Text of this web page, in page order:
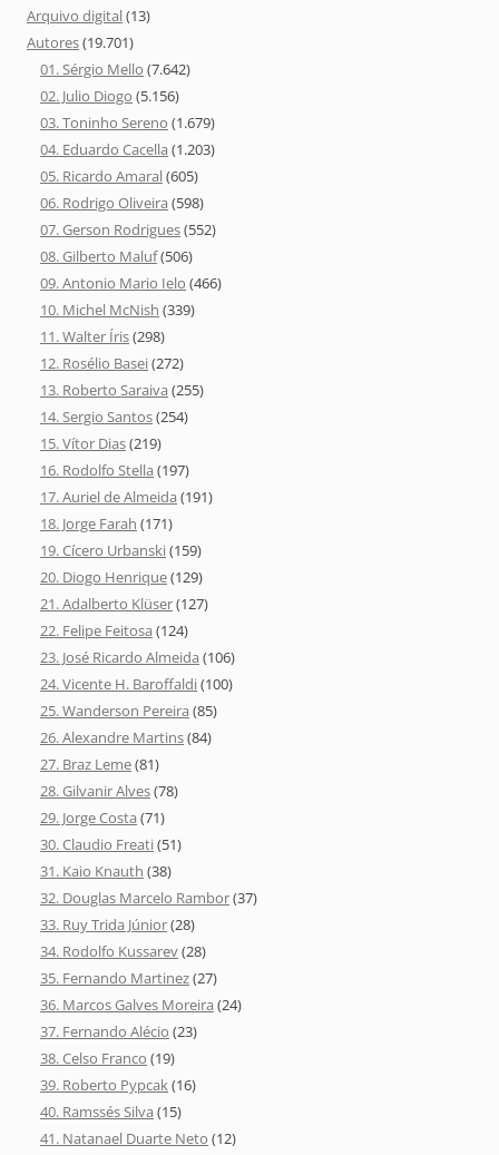
Arquivo digital(13)
Autores(19.701)
01. Sérgio Mello (7.642)
02. Julio Diogo (5.156)
03. Toninho Sereno (1.679)
04. Eduardo Cacella (1.203)
05. Ricardo Amaral(605)
06. Rodrigo Oliveira (598)
07. Gerson Rodrigues(552)
08. Gilberto Maluf(506)
09. Antonio Mario Ielo (466)
10. Michel McNish (339)
11. Walter Íris(298)
12. Rosélio Basei(272)
13. Roberto Saraiva (255)
14. Sergio Santos(254)
15. Vítor Dias(219)
16. Rodolfo Stella (197)
17. Auriel de Almeida (191)
18. Jorge Farah (171)
19. Cícero Urbanski(159)
20. Diogo Henrique(129)
21. Adalberto Klüser(127)
22. Felipe Feitosa (124)
23. José Ricardo Almeida (106)
24. Vicente H. Baroffaldi(100)
25. Wanderson Pereira (85)
26. Alexandre Martins(84)
27. Braz Leme(81)
28. Gilvanir Alves(78)
29. Jorge Costa (71)
30. Claudio Freati(51)
31. Kaio Knauth (38)
32. Douglas Marcelo Rambor(37)
33. Ruy Trida Júnior(28)
34. Rodolfo Kussarev(28)
35. Fernando Martinez(27)
36. Marcos Galves Moreira (24)
37. Fernando Alécio (23)
38. Celso Franco (19)
39. Roberto Pypcak(16)
40. Ramssés Silva (15)
41. Natanael Duarte Neto (12)